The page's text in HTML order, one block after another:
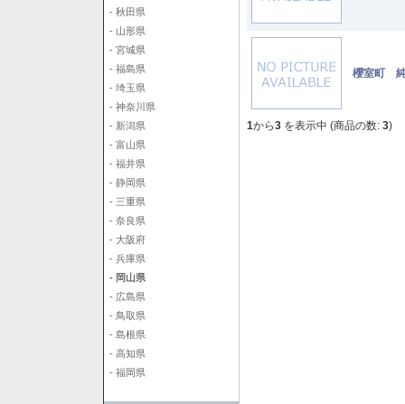
- 秋田県
- 山形県
- 宮城県
- 福島県
- 埼玉県
- 神奈川県
- 新潟県
- 富山県
- 福井県
- 静岡県
- 三重県
- 奈良県
- 大阪府
- 兵庫県
- 岡山県
- 広島県
- 鳥取県
- 島根県
- 高知県
- 福岡県
櫻室町
1から3 を表示中 (商品の数: 3)